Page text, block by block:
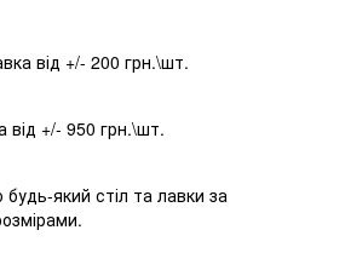
від +/- 200 грн.\шт.
від +/- 950 грн.\шт.
будь-який стіл та лавки за